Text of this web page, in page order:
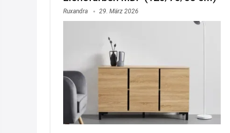
Ruxandra 29. März 2026